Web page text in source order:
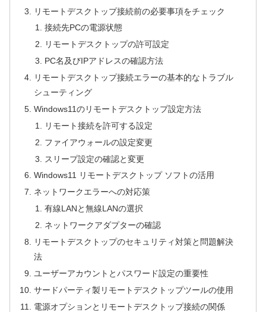
リモートデスクトップ接続前の必要事項をチェック
接続先PCの電源状態
リモートデスクトップの許可設定
PC名及びIPアドレスの確認方法
リモートデスクトップ接続エラーの基本的なトラブル
シューティング
Windows11のリモートデスクトップ設定方法
リモート接続を許可する設定
ファイアウォールの設定変更
スリープ設定の確認と変更
Windows11 リモートデスクトップ ソフトの活用
ネットワークエラーへの対応策
有線LANと無線LANの選択
ネットワークアダプターの確認
リモートデスクトップのセキュリティ対策と問題解決
法
ユーザーアカウントとパスワード設定の重要性
サードパーティ製リモートデスクトップツールの使用
電源オプションとリモートデスクトップ接続の関係